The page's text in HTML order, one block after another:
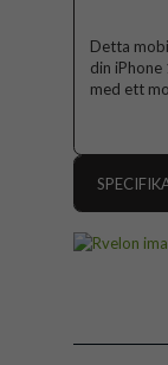
Detta
din
med ett